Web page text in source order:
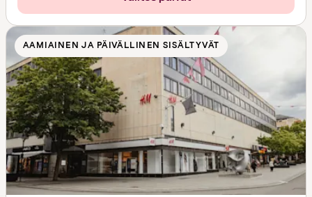
AAMIAINEN JA PÄIVÄLLINEN SISÄLTYVÄT